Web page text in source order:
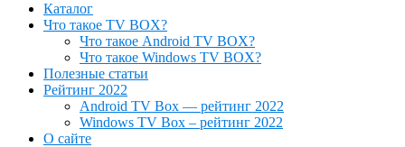
Каталог
Что такое TV BOX?
Что такое Android TV BOX?
Что такое Windows TV BOX?
Полезные статьи
Рейтинг 2022
Android TV Box — рейтинг 2022
Windows TV Box – рейтинг 2022
О сайте